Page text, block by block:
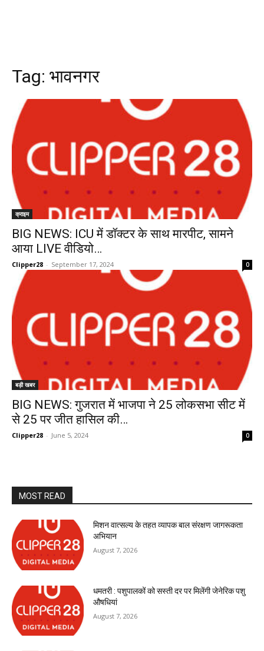
Tag: भावनगर
क्राइम
BIG NEWS: ICU में डॉक्टर के साथ मारपीट, सामने
आया LIVE वीडियो…
Clipper28 - September 17, 2024 0
बड़ी खबर
BIG NEWS: गुजरात में भाजपा ने 25 लोकसभा सीट में
से 25 पर जीत हासिल की…
Clipper28 - June 5, 2024 0
MOST READ
मिशन वात्सल्य के तहत व्यापक बाल संरक्षण जागरूकता
अभियान
August 7, 2026
धमतरी : पशुपालकों को सस्ती दर पर मिलेंगी जेनेरिक पशु
औषधियां
August 7, 2026